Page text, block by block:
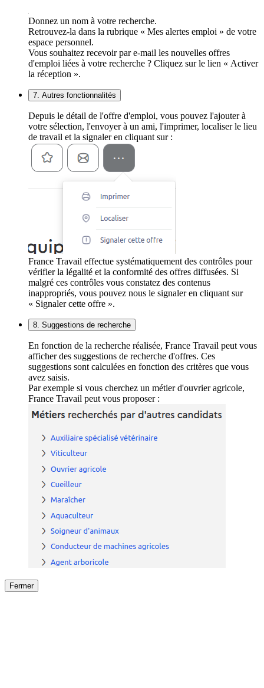
Donnez un nom à votre recherche.
Retrouvez-la dans la rubrique « Mes alertes emploi » de votre
espace personnel.
Vous souhaitez recevoir par e-mail les nouvelles offres
d'emploi liées à votre recherche ? Cliquez sur le lien « Activer
la réception ».
7. Autres fonctionnalités
Depuis le détail de l'offre d'emploi, vous pouvez l'ajouter à
votre sélection, l'envoyer à un ami, l'imprimer, localiser le lieu
de travail et la signaler en cliquant sur :
France Travail effectue systématiquement des contrôles pour
vérifier la légalité et la conformité des offres diffusées. Si
malgré ces contrôles vous constatez des contenus
inappropriés, vous pouvez nous le signaler en cliquant sur
« Signaler cette offre ».
8. Suggestions de recherche
En fonction de la recherche réalisée, France Travail peut vous
afficher des suggestions de recherche d'offres. Ces
suggestions sont calculées en fonction des critères que vous
avez saisis.
Par exemple si vous cherchez un métier d'ouvrier agricole,
France Travail peut vous proposer :
Fermer